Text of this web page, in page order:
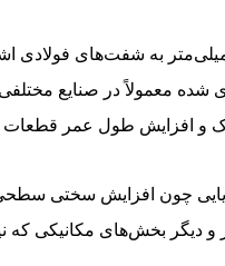
کروم چینی با قطر ۷۰ میلی‌متر
معمولاً در صنایع مختلفی
و افزایش طول عمر قطعات
چون افزایش سختی سطحی،
و دیگر بخش‌های مکانیکی